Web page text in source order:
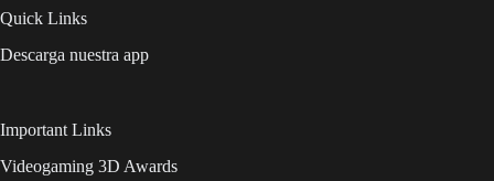
Quick Links
Descarga nuestra app
Important Links
Videogaming 3D Awards